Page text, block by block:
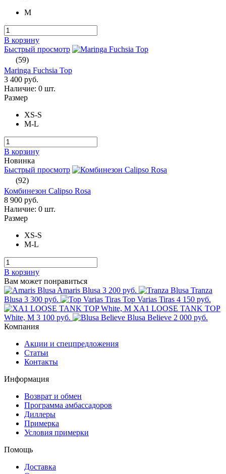
M
В корзину
Быстрый просмотр
(59)
Maringa Fuchsia Top
3 400 руб.
Наличие: 0 шт.
Размер
XS-S
M-L
В корзину
Новинка
Быстрый просмотр
(92)
Комбинезон Calipso Rosa
8 900 руб.
Наличие: 0 шт.
Размер
XS-S
M-L
В корзину
Вам может понравиться
Amaris Blusa 3 200 руб.
Tranza
Blusa 3 300 руб. Top Varias Tiras 4 150 руб.
XA1 LOOSE TANK TOP
White, M 3 100 руб. Blusa Believe 2 000 руб.
Компания
Акции и спецпредложения
Статьи
Контакты
Информация
Возврат и обмен
Программа амбассадоров
Диллеры
Примерка
Условия примерки
Помощь
Доставка